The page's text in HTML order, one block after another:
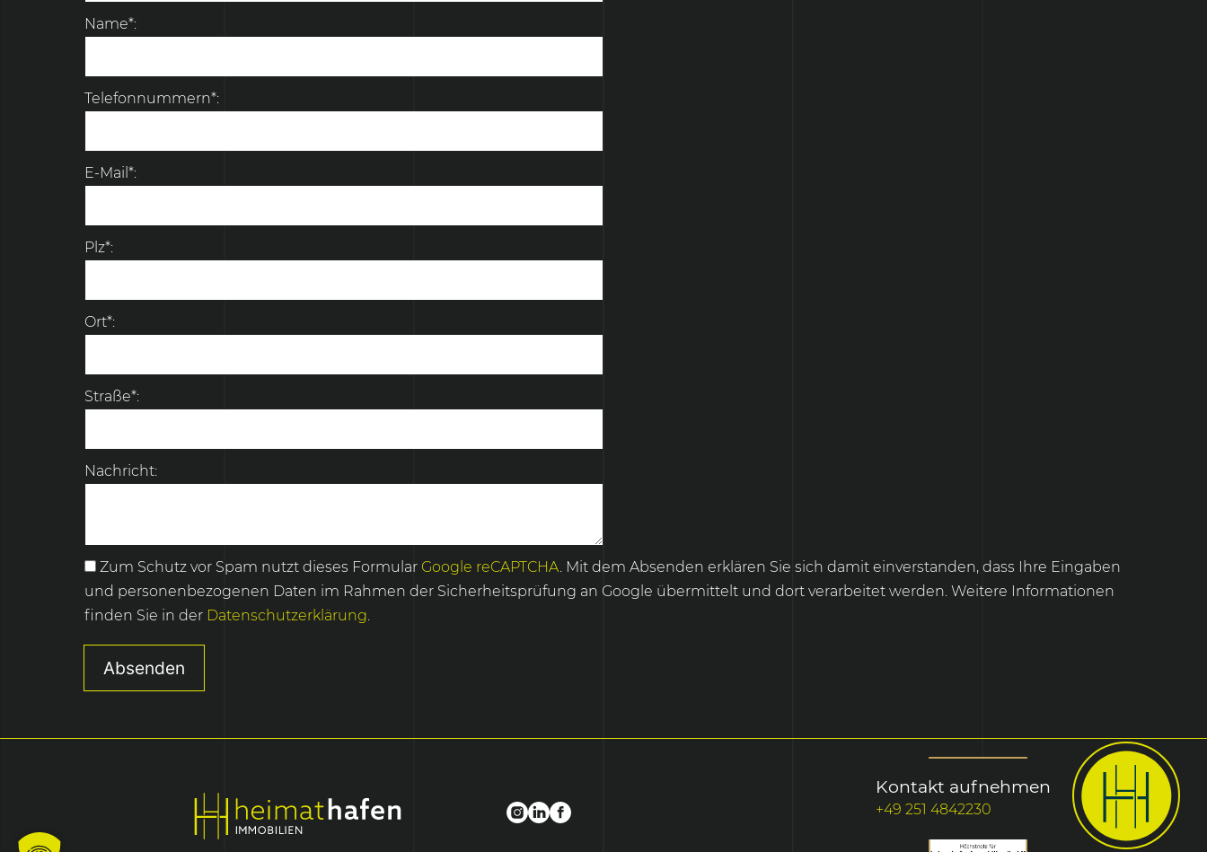
Kontakt aufnehmen
+49 251 4842230
Name*:
Telefonnummern*:
E-Mail*:
Plz*:
Ort*:
Straße*:
Nachricht:
Zum Schutz vor Spam nutzt dieses Formular Google reCAPTCHA. Mit dem Absenden erklären Sie sich damit einverstanden, dass Ihre Eingaben
und personenbezogenen Daten im Rahmen der Sicherheitsprüfung an Google übermittelt und dort verarbeitet werden. Weitere Informationen
finden Sie in der Datenschutzerklärung.
Absenden